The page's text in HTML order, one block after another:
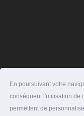
En poursuivant votre
conséquent l'utilisation de
permettent de